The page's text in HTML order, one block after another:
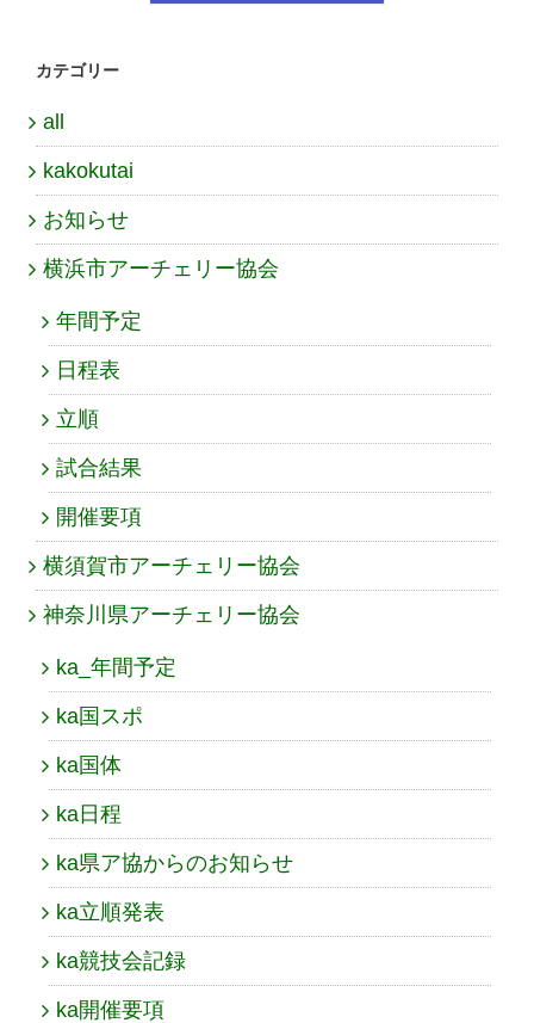
カテゴリー
all
kakokutai
お知らせ
横浜市アーチェリー協会
年間予定
日程表
立順
試合結果
開催要項
横須賀市アーチェリー協会
神奈川県アーチェリー協会
ka_年間予定
ka国スポ
ka国体
ka日程
ka県ア協からのお知らせ
ka立順発表
ka競技会記録
ka開催要項